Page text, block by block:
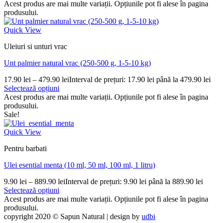
Acest produs are mai multe variații. Opțiunile pot fi alese în pagina
produsului.
Quick View
Uleiuri si unturi vrac
Unt palmier natural vrac (250-500 g, 1-5-10 kg)
17.90 lei – 479.90 leiInterval de prețuri: 17.90 lei până la 479.90 lei
Selectează opțiuni
Acest produs are mai multe variații. Opțiunile pot fi alese în pagina
produsului.
Sale!
Quick View
Pentru barbati
Ulei esential menta (10 ml, 50 ml, 100 ml, 1 litru)
9.90 lei – 889.90 leiInterval de prețuri: 9.90 lei până la 889.90 lei
Selectează opțiuni
Acest produs are mai multe variații. Opțiunile pot fi alese în pagina
produsului.
copyright 2020 © Sapun Natural | design by udbi